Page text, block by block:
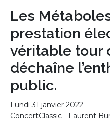
Les
prestation
véritable tour
déchaîne
public.
Lundi 31 janvier 2022
ConcertClassic - Laurent